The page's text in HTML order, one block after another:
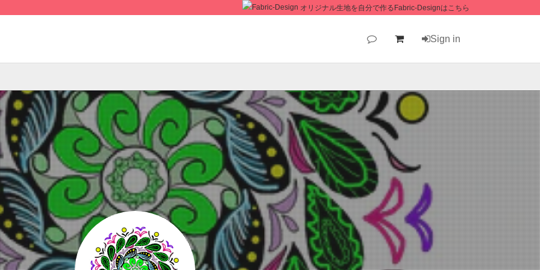
オリジナル生地を自分で作るFabric-Designはこちら
Sign in